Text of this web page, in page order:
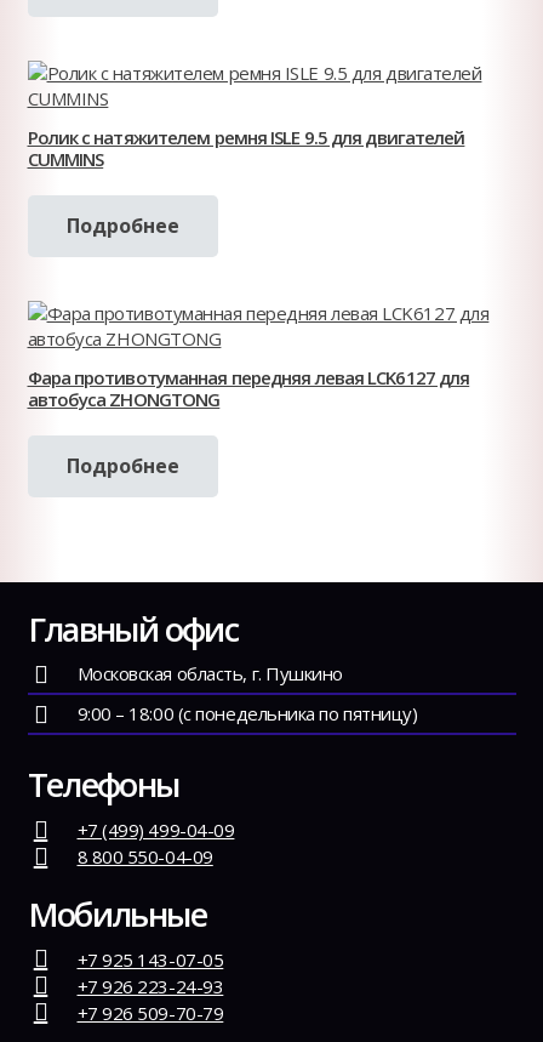
Ролик с натяжителем ремня ISLE 9.5 для двигателей
CUMMINS
Подробнее
Фара противотуманная передняя левая LCK6127 для
автобуса ZHONGTONG
Подробнее
Главный офис
Московская область, г. Пушкино
9:00 – 18:00 (с понедельника по пятницу)
Телефоны
+7 (499) 499-04-09
8 800 550-04-09
Мобильные
+7 925 143-07-05
+7 926 223-24-93
+7 926 509-70-79